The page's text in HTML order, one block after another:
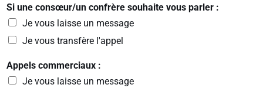
Si une consœur/un confrère souhaite vous parler :
Je vous laisse un message
Je vous transfère l'appel
Appels commerciaux :
Je vous laisse un message